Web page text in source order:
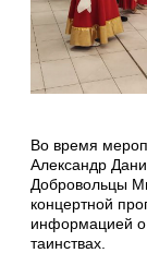
Во время
Александр
Добровольцы
концертной
информацией о
таинствах.